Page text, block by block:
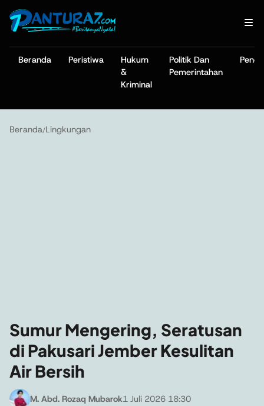
Beranda Peristiwa
Hukum
&
Kriminal
Politik Dan
Pemerintahan
Beranda/Lingkungan
Sumur Mengering, Seratusan
di Pakusari Jember Kesulitan
Air Bersih
M. Abd. Rozaq Mubarok1 Juli 2026 18:30